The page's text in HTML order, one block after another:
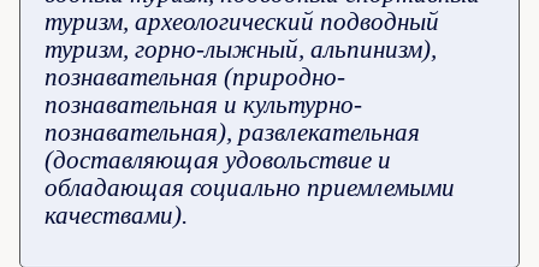
туризм, археологический подводный
туризм, горно-лыжный, альпинизм),
познавательная (природно-
познавательная и культурно-
познавательная), развлекательная
(доставляющая удовольствие и
обладающая социально приемлемыми
качествами).